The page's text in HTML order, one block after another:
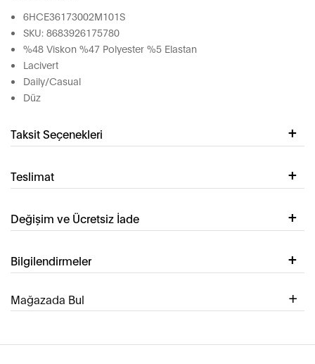
6HCE36173002M101S
SKU: 8683926175780
%48 Viskon %47 Polyester %5 Elastan
Lacivert
Daily/Casual
Düz
Taksit Seçenekleri
Teslimat
Değişim ve Ücretsiz İade
Bilgilendirmeler
Mağazada Bul